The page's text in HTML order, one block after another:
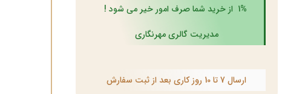
1% از خرید شما صرف امور خیر می شود !
مدیریت گالری مهرنگاری
ارسال 7 تا 10 روز کاری بعد از ثبت سفارش